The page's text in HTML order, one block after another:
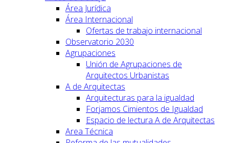
Área Jurídica
Área Internacional
Ofertas de trabajo internacional
Observatorio 2030
Agrupaciones
Unión de Agrupaciones de
Arquitectos Urbanistas
A de Arquitectas
Arquitecturas para la igualdad
Forjamos Cimientos de Igualdad
Espacio de lectura A de Arquitectas
Area Técnica